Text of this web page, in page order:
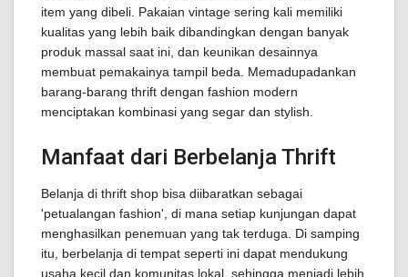
item yang dibeli. Pakaian vintage sering kali memiliki
kualitas yang lebih baik dibandingkan dengan banyak
produk massal saat ini, dan keunikan desainnya
membuat pemakainya tampil beda. Memadupadankan
barang-barang thrift dengan fashion modern
menciptakan kombinasi yang segar dan stylish.
Manfaat dari Berbelanja Thrift
Belanja di thrift shop bisa diibaratkan sebagai
'petualangan fashion', di mana setiap kunjungan dapat
menghasilkan penemuan yang tak terduga. Di samping
itu, berbelanja di tempat seperti ini dapat mendukung
usaha kecil dan komunitas lokal, sehingga menjadi lebih